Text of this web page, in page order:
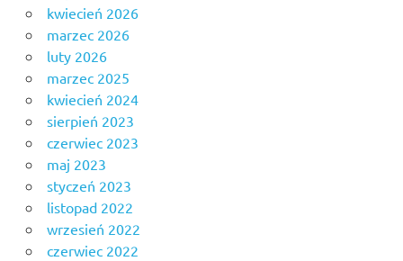
kwiecień 2026
marzec 2026
luty 2026
marzec 2025
kwiecień 2024
sierpień 2023
czerwiec 2023
maj 2023
styczeń 2023
listopad 2022
wrzesień 2022
czerwiec 2022